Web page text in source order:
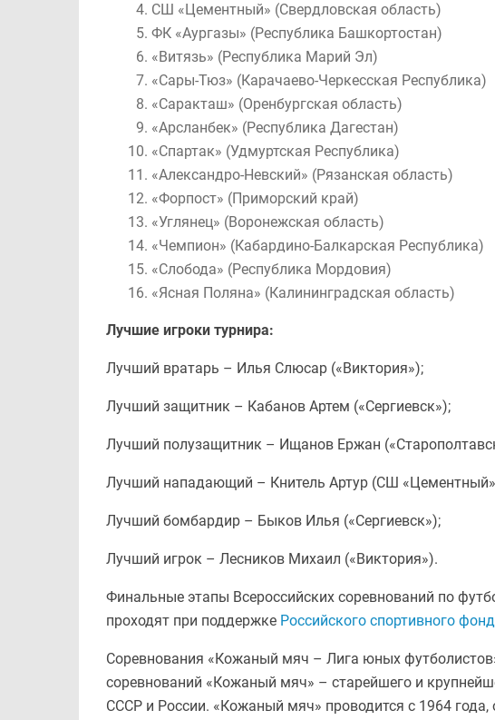
СШ «Цементный» (Свердловская область)
ФК «Аургазы» (Республика Башкортостан)
«Витязь» (Республика Марий Эл)
«Сары-Тюз» (Карачаево-Черкесская Республика)
«Саракташ» (Оренбургская область)
«Арсланбек» (Республика Дагестан)
«Спартак» (Удмуртская Республика)
«Александро-Невский» (Рязанская область)
«Форпост» (Приморский край)
«Углянец» (Воронежская область)
«Чемпион» (Кабардино-Балкарская Республика)
«Слобода» (Республика Мордовия)
«Ясная Поляна» (Калининградская область)
Лучшие игроки турнира:
Лучший вратарь – Илья Слюсар («Виктория»);
Лучший защитник – Кабанов Артем («Сергиевск»);
Лучший полузащитник – Ищанов Ержан
Лучший нападающий – Книтель Артур (СШ
Лучший бомбардир – Быков Илья («Сергиевск»);
Лучший игрок – Лесников Михаил («Виктория»).
Финальные этапы Всероссийских соревнований по
проходят при поддержке Российского спортивного
Соревнования «Кожаный мяч – Лига юных
соревнований «Кожаный мяч» – старейшего и
СССР и России. «Кожаный мяч» проводится с 1964